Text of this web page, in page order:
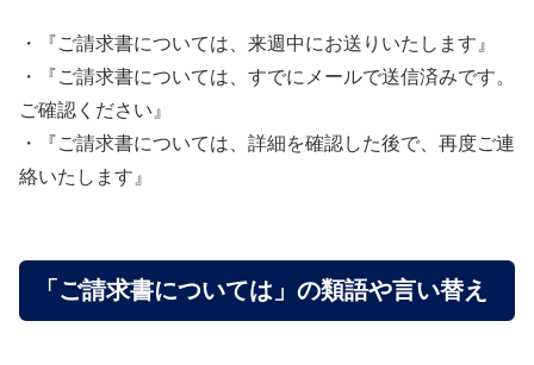
・『ご請求書については、来週中にお送りいたします』
・『ご請求書については、すでにメールで送信済みです。
ご確認ください』
・『ご請求書については、詳細を確認した後で、再度ご連
絡いたします』
「ご請求書については」の類語や言い替え